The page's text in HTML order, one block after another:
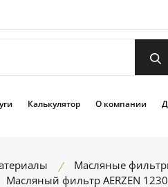
Калькулятор О компании
Масляные
Масляный фильтр AERZEN